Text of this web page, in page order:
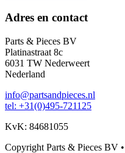
Adres en contact
Parts & Pieces BV
Platinastraat 8c
6031 TW Nederweert
Nederland
info@partsandpieces.nl
tel: +31(0)495-721125
KvK: 84681055
Copyright Parts & Pieces BV •